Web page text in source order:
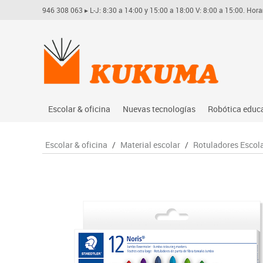
946 308 063 ▸ L-J: 8:30 a 14:00 y 15:00 a 18:00 V: 8:00 a 15:00.
Escolar & oficina
Archivo
Manualidades
Material escolar
Nuevas tecnologías
Audio
Videoproyección
Robótica
Arduino
Escolar & oficina / Material escolar / Rotuladores